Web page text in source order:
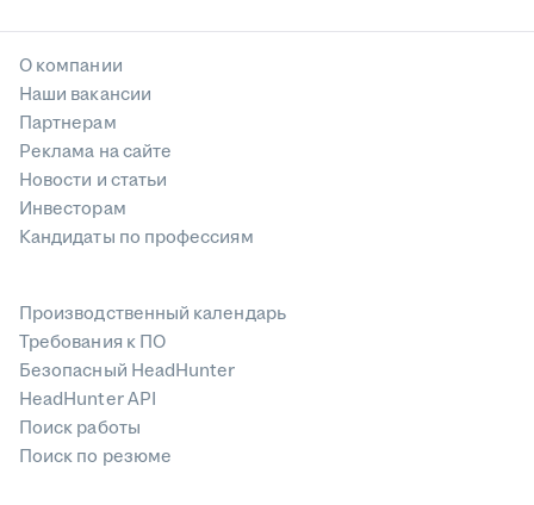
О компании
Наши вакансии
Партнерам
Реклама на сайте
Новости и статьи
Инвесторам
Кандидаты по профессиям
Производственный календарь
Требования к ПО
Безопасный HeadHunter
HeadHunter API
Поиск работы
Поиск по резюме